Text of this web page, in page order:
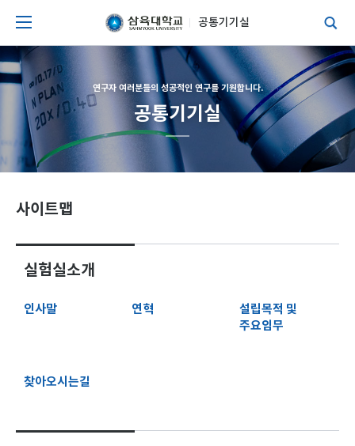
공통기기실
연구자 여러분들의 성공적인 연구를 기원합니다.
공통기기실
사이트맵
실험실소개
인사말 연혁
설립목적 및
주요임무
찾아오시는길